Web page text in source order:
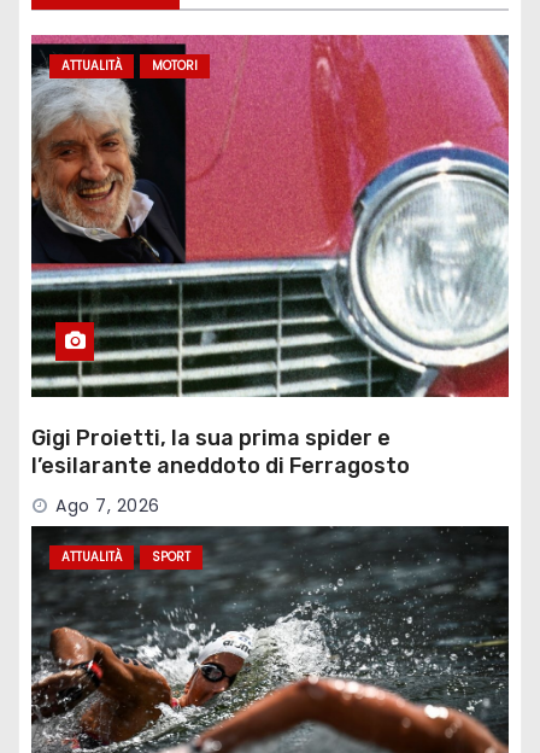
ATTUALITÀ MOTORI
Gigi Proietti, la sua prima spider e
l’esilarante aneddoto di Ferragosto
Ago 7, 2026
ATTUALITÀ SPORT